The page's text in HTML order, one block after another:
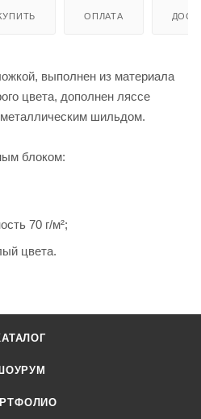
ОПЛАТА
выполнен из материала
цвета, дополнен ляссе
металлическим шильдом.
блоком:
70 г/м²;
цвета.